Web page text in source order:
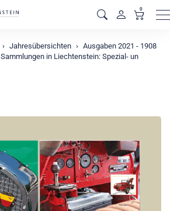
0
Jahresübersichten
Ausgaben 2021 - 1908
Sammlungen in Liechtenstein: Spezial- un